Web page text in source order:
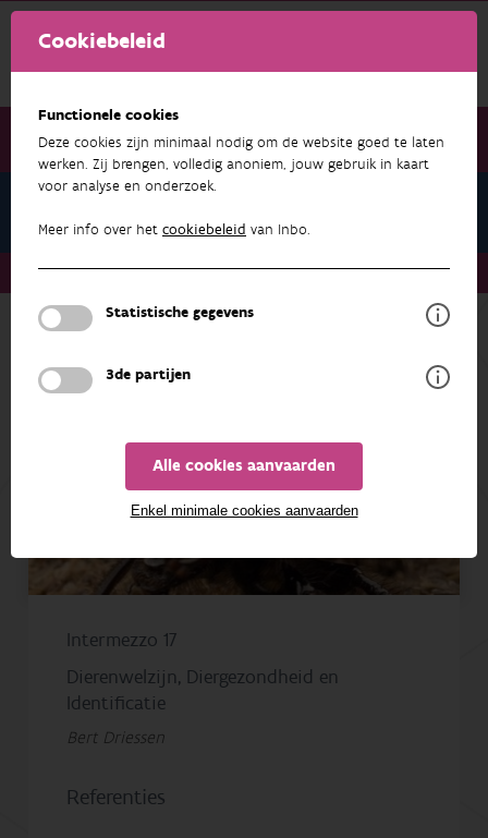
Cookiebeleid
Functionele cookies
Deze cookies zijn minimaal nodig om de website goed te laten
werken. Zij brengen, volledig anoniem, jouw gebruik in kaart
voor analyse en onderzoek.
Meer info over het cookiebeleid van Inbo.
Statistische gegevens
3de partijen
Alle cookies aanvaarden
Enkel minimale cookies aanvaarden
BoekNatuurbeheer Intermezzo 17
Terug
Intermezzo 17
Dierenwelzijn, Diergezondheid en
Identificatie
Bert Driessen
Referenties